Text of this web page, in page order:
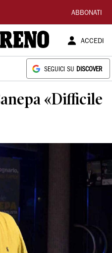
ABBONATI
ACCEDI
SEGUICI SU DISCOVER
«Difficile